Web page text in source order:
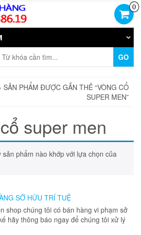
0
GO
SẢN PHẨM ĐƯỢC GẮN THẺ “VÒNG CỔ
SUPER MEN”
super men
sản phẩm nào khớp với lựa chọn của
SỠ HỮU TRÍ TUỆ
shop chúng tôi có bán hàng vi phạm sở
hãy thông báo ngay để chúng tôi xử lý